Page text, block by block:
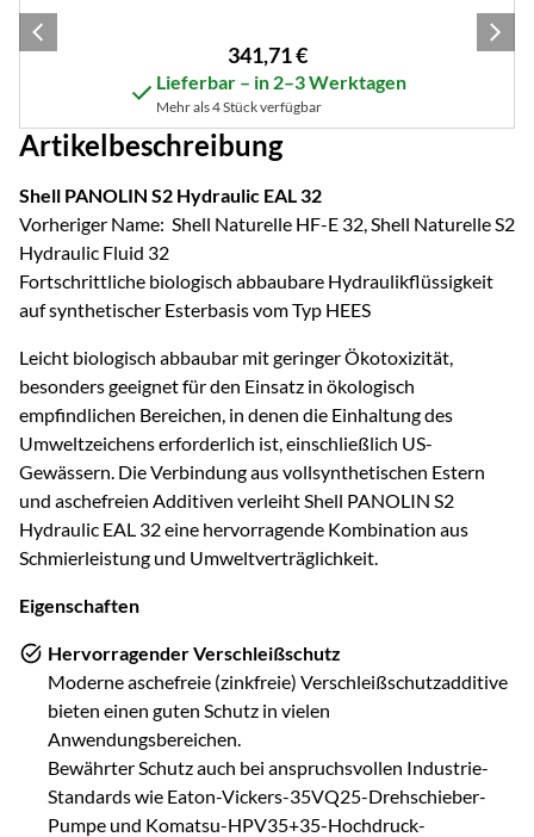
341,71€
Lieferbar – in 2–3 Werktagen
Mehr als 4 Stück verfügbar
Artikelbeschreibung
Shell PANOLIN S2 Hydraulic EAL 32
Vorheriger Name: Shell Naturelle HF-E 32, Shell Naturelle S2
Hydraulic Fluid 32
Fortschrittliche biologisch abbaubare Hydraulikflüssigkeit
auf synthetischer Esterbasis vom Typ HEES
Leicht biologisch abbaubar mit geringer Ökotoxizität,
besonders geeignet für den Einsatz in ökologisch
empfindlichen Bereichen, in denen die Einhaltung des
Umweltzeichens erforderlich ist, einschließlich US-
Gewässern. Die Verbindung aus vollsynthetischen Estern
und aschefreien Additiven verleiht Shell PANOLIN S2
Hydraulic EAL 32 eine hervorragende Kombination aus
Schmierleistung und Umweltverträglichkeit.
Eigenschaften
Hervorragender Verschleißschutz
Moderne aschefreie (zinkfreie) Verschleißschutzadditive
bieten einen guten Schutz in vielen
Anwendungsbereichen.
Bewährter Schutz auch bei anspruchsvollen Industrie-
Standards wie Eaton-Vickers-35VQ25-Drehschieber-
Pumpe und Komatsu-HPV35+35-Hochdruck-